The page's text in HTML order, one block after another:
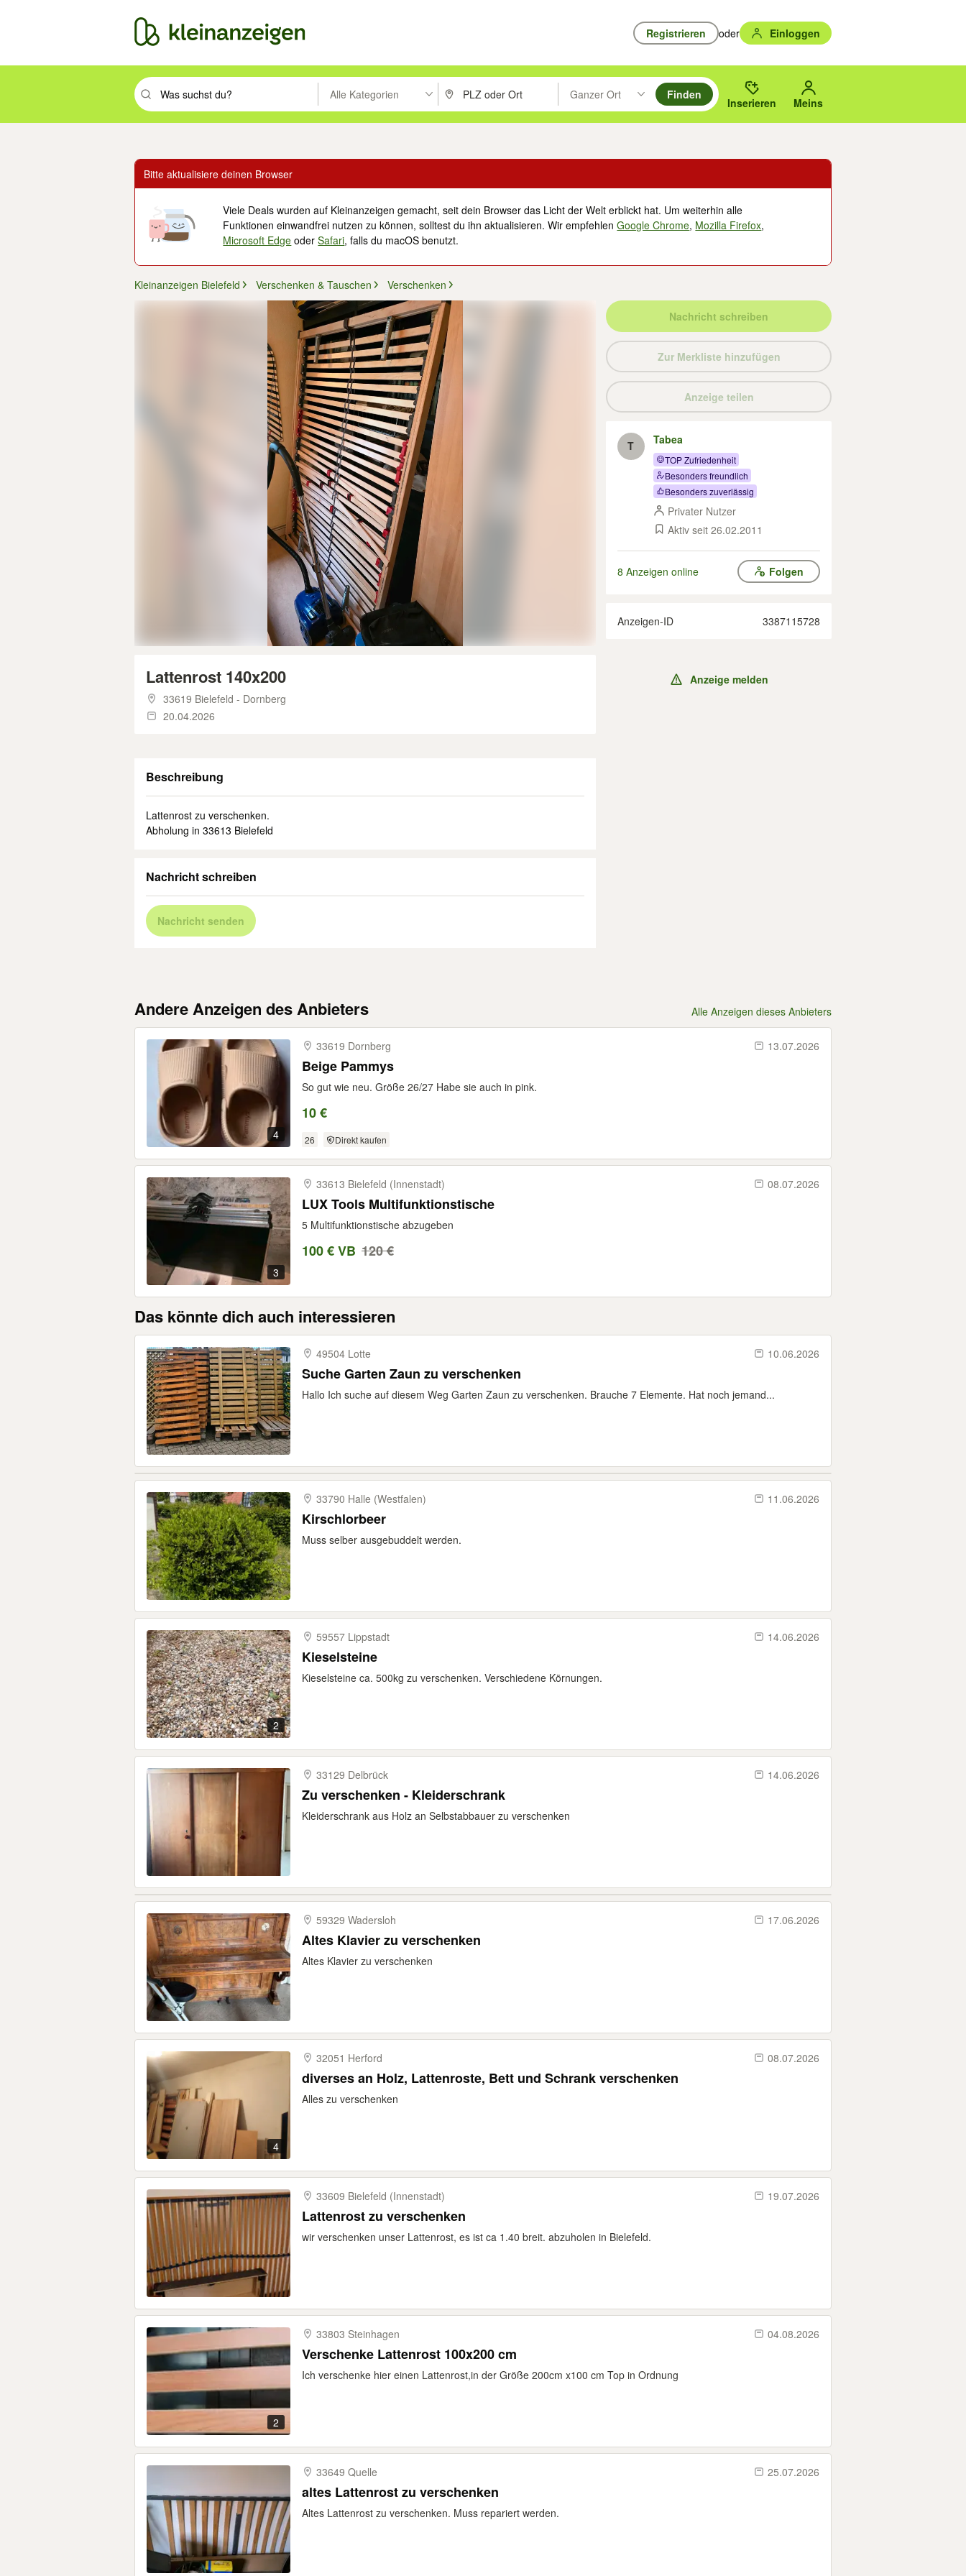
Registrieren oder Einloggen
Suchbegriff eingeben. Eingabetaste drücken um zu suchen, oder Vorschläge mit den Pfeiltasten nach oben/unten durchsuchen und mit Eingabetaste auswählen.
Alle Kategorien PLZ oder Ort eingeben. Eingabetaste drücken um zu suchen, oder Vorschläge mit den Pfeiltasten nach oben/
Ganzer Ort
Suche im Umkreis des gewählten Orts oder PLZ.
Finden
Inserieren Meins
Bitte aktualisiere deinen Browser
Viele Deals wurden auf Kleinanzeigen gemacht, seit dein Browser das Licht der Welt erblickt hat. Um weiterhin alle
Funktionen einwandfrei nutzen zu können, solltest du ihn aktualisieren. Wir empfehlenGoogle Chrome, Mozilla Firefox,
Microsoft Edge oderSafari, falls du macOS benutzt.
Kleinanzeigen Bielefeld Verschenken & Tauschen Verschenken
Lattenrost 140x200
33619 Bielefeld - Dornberg
20.04.2026
Beschreibung
Lattenrost zu verschenken.
Abholung in 33613 Bielefeld
Nachricht schreiben
Nachricht senden
Nachricht schreiben
Zur Merkliste hinzufügen
Anzeige teilen
T Tabea
TOP Zufriedenheit
Besonders freundlich
Besonders zuverlässig
Privater Nutzer
Aktiv seit 26.02.2011
8 Anzeigen online Folgen
Anzeigen-ID 3387115728
Anzeige melden
Andere Anzeigen des Anbieters Alle Anzeigen dieses Anbieters
4
33619 Dornberg 13.07.2026
Beige Pammys
So gut wie neu. Größe 26/27 Habe sie auch in pink.
10 €
26 Direkt kaufen
3
33613 Bielefeld (Innenstadt) 08.07.2026
LUX Tools Multifunktionstische
5 Multifunktionstische abzugeben
100 € VB 120 €
Das könnte dich auch interessieren
49504 Lotte 10.06.2026
Suche Garten Zaun zu verschenken
Hallo Ich suche auf diesem Weg Garten Zaun zu verschenken. Brauche 7 Elemente. Hat noch jemand...
33790 Halle (Westfalen) 11.06.2026
Kirschlorbeer
Muss selber ausgebuddelt werden.
2
59557 Lippstadt 14.06.2026
Kieselsteine
Kieselsteine ca. 500kg zu verschenken. Verschiedene Körnungen.
33129 Delbrück 14.06.2026
Zu verschenken - Kleiderschrank
Kleiderschrank aus Holz an Selbstabbauer zu verschenken
59329 Wadersloh 17.06.2026
Altes Klavier zu verschenken
Altes Klavier zu verschenken
4
32051 Herford 08.07.2026
diverses an Holz, Lattenroste, Bett und Schrank verschenken
Alles zu verschenken
33609 Bielefeld (Innenstadt) 19.07.2026
Lattenrost zu verschenken
wir verschenken unser Lattenrost, es ist ca 1.40 breit. abzuholen in Bielefeld.
2
33803 Steinhagen 04.08.2026
Verschenke Lattenrost 100x200 cm
Ich verschenke hier einen Lattenrost,in der Größe 200cm x100 cm Top in Ordnung
33649 Quelle 25.07.2026
altes Lattenrost zu verschenken
Altes Lattenrost zu verschenken. Muss repariert werden.